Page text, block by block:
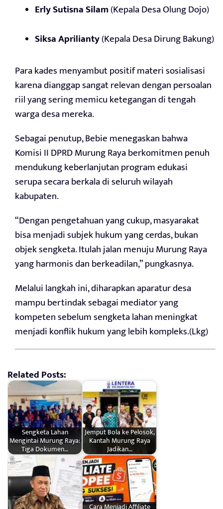
Erly Sutisna Silam(Kepala Desa Olung Dojo)
Siksa Aprilianty(Kepala Desa Dirung Bakung)
Para kades menyambut positif materi sosialisasi
karena dianggap sangat relevan dengan persoalan
riil yang sering memicu ketegangan di tengah
warga desa mereka.
Sebagai penutup, Bebie menegaskan bahwa
Komisi II DPRD Murung Raya berkomitmen penuh
mendukung keberlanjutan program edukasi
serupa secara berkala di seluruh wilayah
kabupaten.
“Dengan pengetahuan yang cukup, masyarakat
bisa menjadi subjek hukum yang cerdas, bukan
objek sengketa. Itulah jalan menuju Murung Raya
yang harmonis dan berkeadilan,” pungkasnya.
Melalui langkah ini, diharapkan aparatur desa
mampu bertindak sebagai mediator yang
kompeten sebelum sengketa lahan meningkat
menjadi konflik hukum yang lebih kompleks.(Lkg)
Related Posts:
Sengketa Lahan
Mengintai Murung Raya:
Tiga Dokumen…
Jemput Bola ke Pelosok,
Kantah Murung Raya
Jadikan…